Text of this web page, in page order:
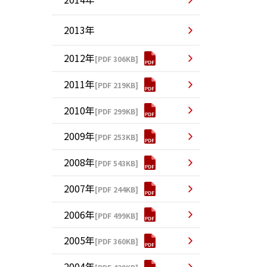
2013年
2012年[PDF 306KB]
2011年[PDF 219KB]
2010年[PDF 299KB]
2009年[PDF 253KB]
2008年[PDF 543KB]
2007年[PDF 244KB]
2006年[PDF 499KB]
2005年[PDF 360KB]